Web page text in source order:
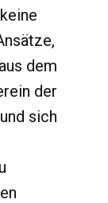
dem
der
sich